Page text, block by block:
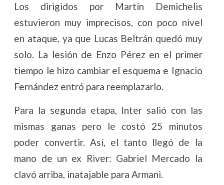
Los dirigidos por Martín Demichelis
estuvieron muy imprecisos, con poco nivel
en ataque, ya que Lucas Beltrán quedó muy
solo. La lesión de Enzo Pérez en el primer
tiempo le hizo cambiar el esquema e Ignacio
Fernández entró para reemplazarlo.
Para la segunda etapa, Inter salió con las
mismas ganas pero le costó 25 minutos
poder convertir. Así, el tanto llegó de la
mano de un ex River: Gabriel Mercado la
clavó arriba, inatajable para Armani.